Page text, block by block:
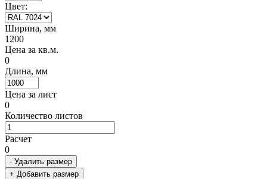
Цвет:
Ширина, мм
1200
Цена за кв.м.
0
Длина, мм
Цена за лист
0
Количество листов
Расчет
0
- Удалить размер
+ Добавить размер